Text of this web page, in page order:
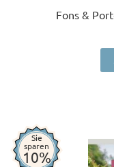
Fons &
Sie
sparen
10%